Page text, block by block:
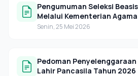
Pengumuman Seleksi
Melalui Kementerian
Senin, 25 Mei 2026
Pedoman
Lahir Pancasila Tahun 2026